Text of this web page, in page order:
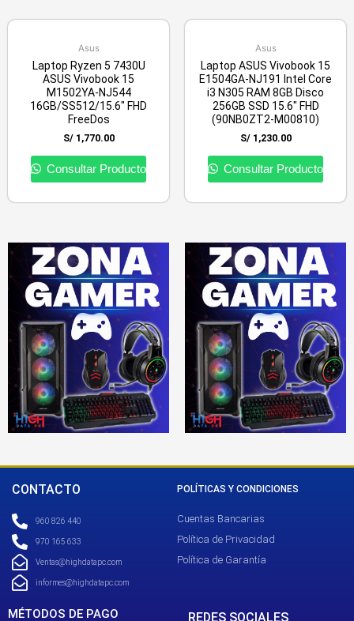
Asus
Laptop Ryzen 5 7430U
ASUS Vivobook 15
M1502YA-NJ544
16GB/SS512/15.6″ FHD
FreeDos
S/1,770.00
Consultar Producto
Asus
Laptop ASUS Vivobook 15
E1504GA-NJ191 Intel Core
i3 N305 RAM 8GB Disco
256GB SSD 15.6″ FHD
(90NB0ZT2-M00810)
S/1,230.00
Consultar Producto
CONTACTO
960 826 440
970 165 633
Ventas@highdatapc.com
informes@highdatapc.com
POLÍTICAS Y CONDICIONES
Cuentas Bancarias
Política de Privacidad
Política de Garantía
MÉTODOS DE PAGO REDES SOCIALES